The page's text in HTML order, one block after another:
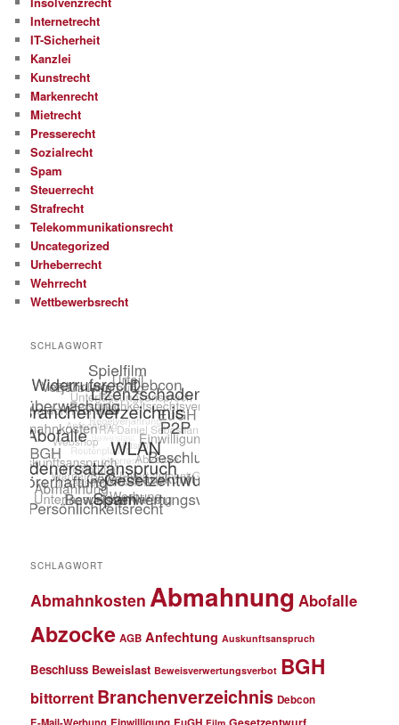
Internetrecht
IT-Sicherheit
Kanzlei
Kunstrecht
Markenrecht
Mietrecht
Presserecht
Sozialrecht
Spam
Steuerrecht
Strafrecht
Telekommunikationsrecht
Uncategorized
Urheberrecht
Wehrrecht
Wettbewerbsrecht
SCHLAGWORT
SCHLAGWORT
Abmahnkosten Abmahnung Abofalle
Abzocke AGB Anfechtung Auskunftsanspruch
Beschluss Beweislast Beweisverwertungsverbot BGH
bittorrent Branchenverzeichnis Debcon
E-Mail-Werbung